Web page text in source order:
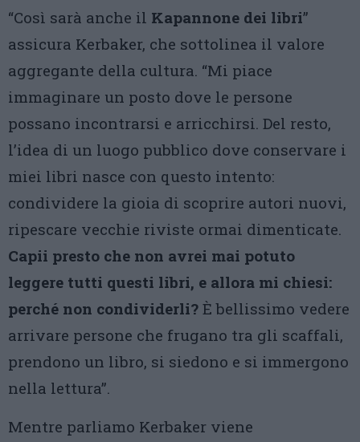
“Così sarà anche il Kapannone dei libri”
assicura Kerbaker, che sottolinea il valore
aggregante della cultura. “Mi piace
immaginare un posto dove le persone
possano incontrarsi e arricchirsi. Del resto,
l’idea di un luogo pubblico dove conservare i
miei libri nasce con questo intento:
condividere la gioia di scoprire autori nuovi,
ripescare vecchie riviste ormai dimenticate.
Capii presto che non avrei mai potuto
leggere tutti questi libri, e allora mi chiesi:
perché non condividerli? È bellissimo vedere
arrivare persone che frugano tra gli scaffali,
prendono un libro, si siedono e si immergono
nella lettura”.
Mentre parliamo Kerbaker viene